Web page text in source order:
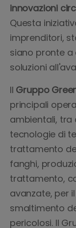
innovazioni
Questa
imprenditori,
siano pronte
soluzioni
Il Gruppo
principali
ambientali, tra
tecnologie di
trattamento
fanghi,
trattamento,
avanzate, per
smaltimento
pericolosi. Il